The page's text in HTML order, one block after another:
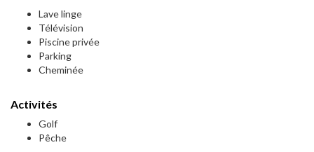
Lave linge
Télévision
Piscine privée
Parking
Cheminée
Activités
Golf
Pêche